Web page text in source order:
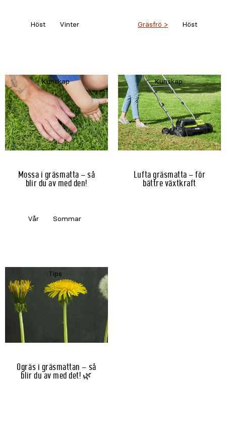
Höst Vinter Gräsfrö Höst
Mossa i gräsmatta – så
blir du av med den!
Kunskap
Vår Sommar
Lufta gräsmatta – för
bättre växtkraft
Kunskap
Ogräs i gräsmattan – så
blir du av med det! 🌿
Tips